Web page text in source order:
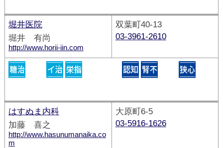
堀井医院
堀井 有尚
http://www.horii-iin.com
双葉町40-13
03-3961-2610
はすぬま内科
加藤 喜之
http://www.hasunumanaika.co
m
大原町6-5
03-5916-1626